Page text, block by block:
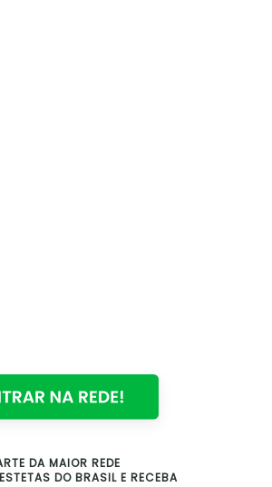
DA MAIOR REDE
DO BRASIL E RECEBA